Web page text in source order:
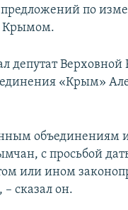
по
Крымом.
депутат Верховной
«Крым»
объединениям
с просьбой
или ином
сказал он.